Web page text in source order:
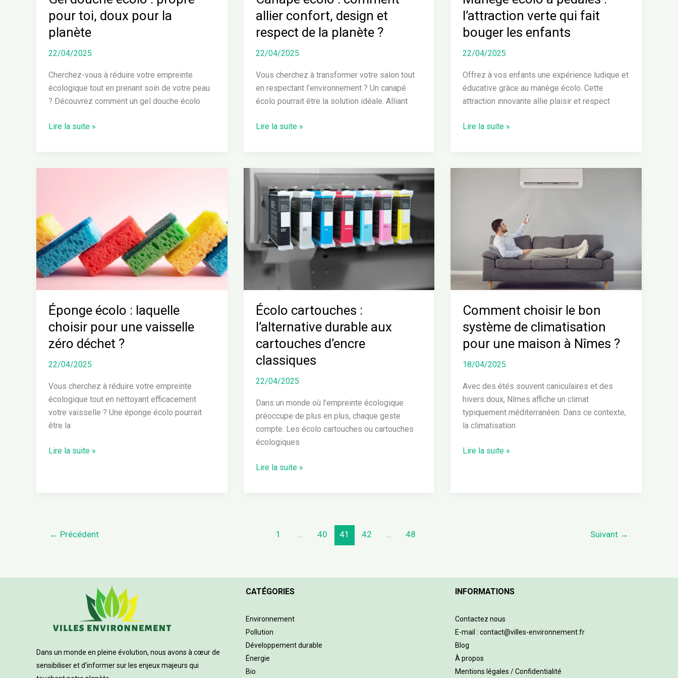
pour toi, doux pour la
planète
22/04/2025
Cherchez-vous à réduire votre empreinte
écologique tout en prenant soin de votre peau
? Découvrez comment un gel douche écolo
Lire la suite »
allier confort, design et
respect de la planète ?
22/04/2025
Vous cherchez à transformer votre salon tout
en respectant l’environnement ? Un canapé
écolo pourrait être la solution idéale. Alliant
planète
?
Lire la suite »
l’attraction verte qui fait
bouger les enfants
22/04/2025
Offrez à vos enfants une expérience ludique et
éducative grâce au manège écolo. Cette
attraction innovante allie plaisir et respect
enfants
Lire la suite »
Éponge écolo : laquelle
choisir pour une vaisselle
zéro déchet ?
22/04/2025
Vous cherchez à réduire votre empreinte
écologique tout en nettoyant efficacement
votre vaisselle ? Une éponge écolo pourrait
être la
laquelle
choisir
pour
une
vaisselle
zéro
déchet
?
Lire la suite »
Écolo cartouches :
l’alternative durable aux
cartouches d’encre
classiques
22/04/2025
Dans un monde où l’empreinte écologique
préoccupe de plus en plus, chaque geste
compte. Les écolo cartouches ou cartouches
écologiques
Écolo
cartouches
l’alternative
durable
aux
cartouches
d’encre
classiques
Lire la suite »
Comment choisir le bon
système de climatisation
pour une maison à Nîmes ?
18/04/2025
Avec des étés souvent caniculaires et des
hivers doux, Nîmes affiche un climat
typiquement méditerranéen. Dans ce contexte,
la climatisation
système
climatisation
une
maison
à
Nîmes
?
Lire la suite »
← Précédent 1 40 41 42 48 Suivant →
Dans un monde en pleine évolution, nous avons à cœur de
sensibiliser et d’informer sur les enjeux majeurs qui
CATÉGORIES
Environnement
Pollution
Développement durable
Énergie
Bio
INFORMATIONS
Contactez nous
E-mail : contact@villes-environnement.fr
Blog
À propos
Mentions légales / Confidentialité